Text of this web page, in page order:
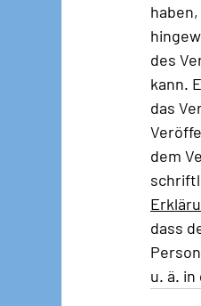
des
kann.
das
dem
dass
u. ä.